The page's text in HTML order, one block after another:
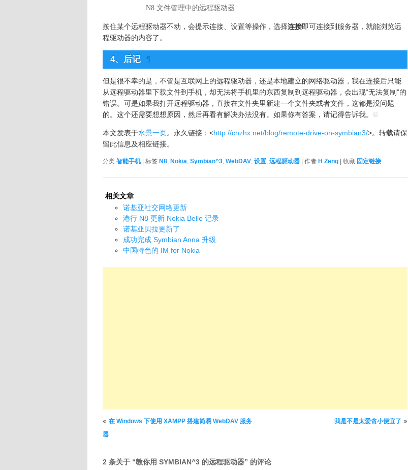
N8 文件管理中的远程驱动器
按住某个远程驱动器不动，会提示连接、设置等操作，选择连接即可连接到服务器，就能浏览远
程驱动器的内容了。
4、 后记 ¶
但是很不幸的是，不管是互联网上的远程驱动器，还是本地建立的网络驱动器，我在连接后只能
从远程驱动器里下载文件到手机，却无法将手机里的东西复制到远程驱动器，会出现“无法复制”的
错误。可是如果我打开远程驱动器，直接在文件夹里新建一个文件夹或者文件，这都是没问题
的。这个还需要想想原因，然后再看有解决办法没有。如果你有答案，请记得告诉我。 ©
本文发表于水景一页。永久链接：<http://cnzhx.net/blog/remote-drive-on-symbian3/>。转载请保
留此信息及相应链接。
分类 智能手机| 标签 N8, Nokia, Symbian^3, WebDAV, 设置, 远程驱动器 | 作者 H Zeng | 收藏 固定链接
相关文章
诺基亚社交网络更新
港行 N8 更新 Nokia Belle 记录
诺基亚贝拉更新了
成功完成 Symbian Anna 升级
中国特色的 IM for Nokia
文章导航
« 在 Windows 下使用 XAMPP 搭建简易 WebDAV 服务
器
我是不是太爱贪小便宜了 »
2 条关于 “教你用 SYMBIAN^3 的远程驱动器” 的评论